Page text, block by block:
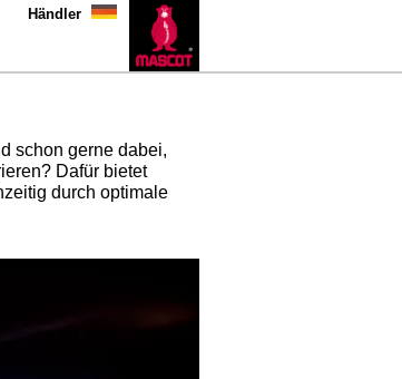
Händler
schon gerne dabei,
Dafür bietet
durch optimale